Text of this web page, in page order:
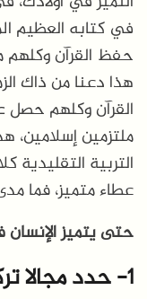
في كتابه العظيم
حفظ القرآن وكلهم
هذا دعنا من ذاك
القرآن وكلهم حصل
ملتزمين إسلامين،
التربية
عطاء متميز، فما
حتى يتميز الإنسان
1- حدد مجالا تركز عليه